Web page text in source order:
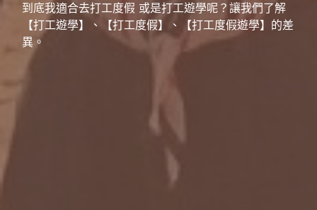
到底我適合去打工度假 或是打工遊學呢？讓我們了解
【打工遊學】、【打工度假】、【打工度假遊學】的差
異。